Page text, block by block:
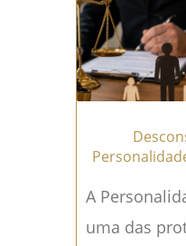
dívida,
registrar...
A
uma das